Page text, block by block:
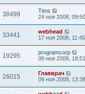
38499
Tims
24 ноя 2008, 09:50
33441
webhead
17 ноя 2008, 11:45
19295
programcorp
09 ноя 2008, 18:51
26015
Главврач
09 ноя 2008, 13:38